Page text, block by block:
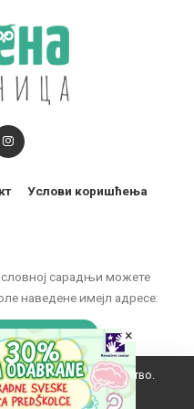
сарадњи можете
наведене имејл адресе:
Услови коришћења
All Rights reserved.
побољша ваше искуство.
×